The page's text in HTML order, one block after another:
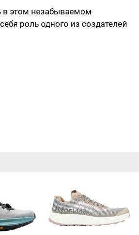
в этом незабываемом
роль одного из создателей